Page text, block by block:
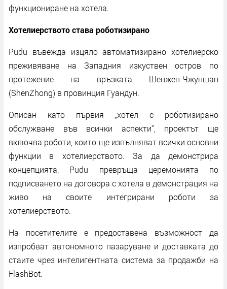
функциониране на хотела.
Хотелиерството става роботизирано
Pudu въвежда изцяло автоматизирано хотелиерско
преживяване на Западния изкуствен остров по
протежение на връзката Шенжен-Чжуншан
(ShenZhong) в провинция Гуандун.
Описан като първия „хотел с роботизирано
обслужване във всички аспекти“, проектът ще
включва роботи, които ще изпълняват всички основни
функции в хотелиерството. За да демонстрира
концепцията, Pudu превръща церемонията по
подписването на договора с хотела в демонстрация на
живо на своите интегрирани роботи за
хотелиерството.
На посетителите е предоставена възможност да
изпробват автономното пазаруване и доставката до
стаите чрез интелигентната система за продажби на
FlashBot.